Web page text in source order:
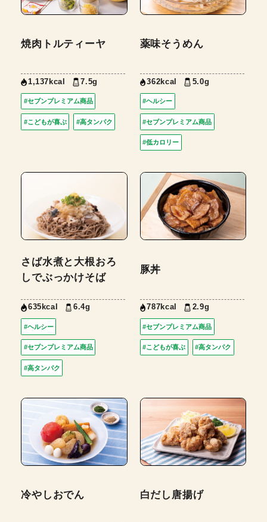
焼肉トルティーヤ
1,137kcal 7.5g
#セブンプレミアム商品
#こどもが喜ぶ #高タンパク
薬味そうめん
362kcal 5.0g
#ヘルシー
#セブンプレミアム商品
#低カロリー
さば水煮と大根おろ
しでぶっかけそば
635kcal 6.4g
#ヘルシー
#セブンプレミアム商品
#高タンパク
豚丼
787kcal 2.9g
#セブンプレミアム商品
#こどもが喜ぶ #高タンパク
冷やしおでん 白だし唐揚げ